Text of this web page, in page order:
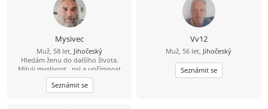
Mysivec
Muž, 58 let, Jihočeský
Hledám ženu do dalšího života.
Miluji myslivost , psi a upřímnost
Seznámit se
Vv12
Muž, 56 let, Jihočeský
Seznámit se